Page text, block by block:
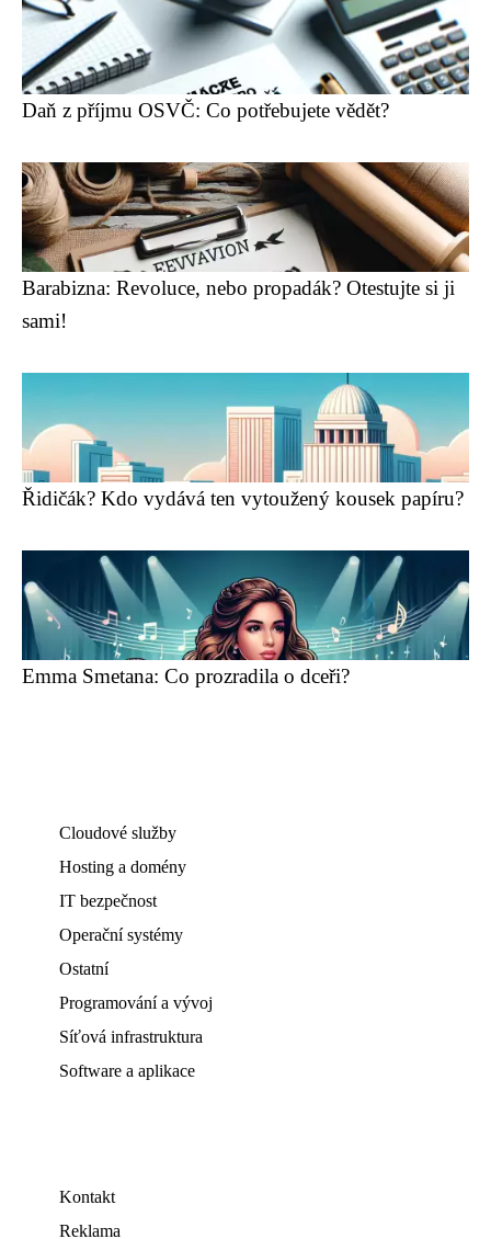
Daň z příjmu OSVČ: Co potřebujete vědět?
Barabizna: Revoluce, nebo propadák? Otestujte si ji
sami!
Řidičák? Kdo vydává ten vytoužený kousek papíru?
Emma Smetana: Co prozradila o dceři?
Cloudové služby
Hosting a domény
IT bezpečnost
Operační systémy
Ostatní
Programování a vývoj
Síťová infrastruktura
Software a aplikace
Kontakt
Reklama